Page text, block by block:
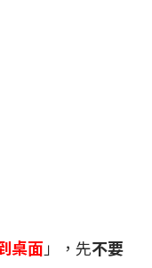
桌面」，先不要